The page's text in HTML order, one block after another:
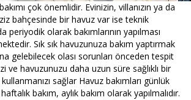
çok önemlidir. Evinizin, villanızın ya da
bahçesinde bir havuz var ise teknik
periyodik olarak bakımlarının yapılması
Sık sık havuzunuza bakım yaptırmak
gelebilecek olası sorunları önceden tespit
ve havuzunuzu daha uzun süre sağlıklı bir
sağlar Havuz bakımları günlük
bakım, aylık bakım olarak yapılmalıdır.